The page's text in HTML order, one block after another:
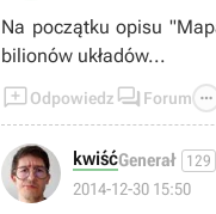
Na początku opisu
bilionów układów...
Odpowiedz  Forum 
kwiśćGenerał 129
2014-12-30 15:50